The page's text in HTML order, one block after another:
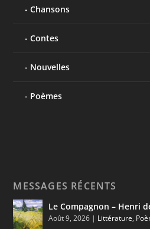
Chansons
Contes
Nouvelles
Poèmes
MESSAGES RÉCENTS
Le Compagnon – Henri
Août 9, 2026 | Littérature,